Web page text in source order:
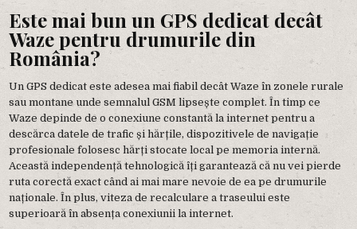
Este mai bun un GPS dedicat decât
Waze pentru drumurile din
România?
Un GPS dedicat este adesea mai fiabil decât Waze în zonele rurale
sau montane unde semnalul GSM lipsește complet. În timp ce
Waze depinde de o conexiune constantă la internet pentru a
descărca datele de trafic și hărțile, dispozitivele de navigație
profesionale folosesc hărți stocate local pe memoria internă.
Această independență tehnologică îți garantează că nu vei pierde
ruta corectă exact când ai mai mare nevoie de ea pe drumurile
naționale. În plus, viteza de recalculare a traseului este
superioară în absența conexiunii la internet.